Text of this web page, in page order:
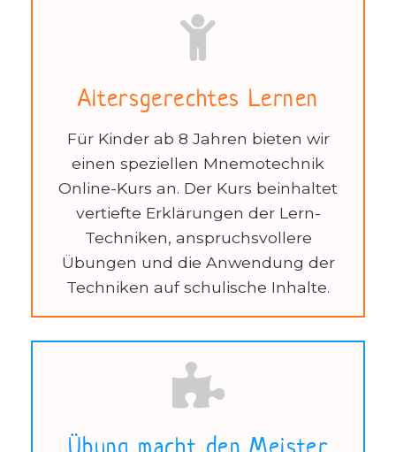
Altersgerechtes Lernen
Für Kinder ab 8 Jahren bieten wir
einen speziellen Mnemotechnik
Online-Kurs an. Der Kurs beinhaltet
vertiefte Erklärungen der Lern-
Techniken, anspruchsvollere
Übungen und die Anwendung der
Techniken auf schulische Inhalte.